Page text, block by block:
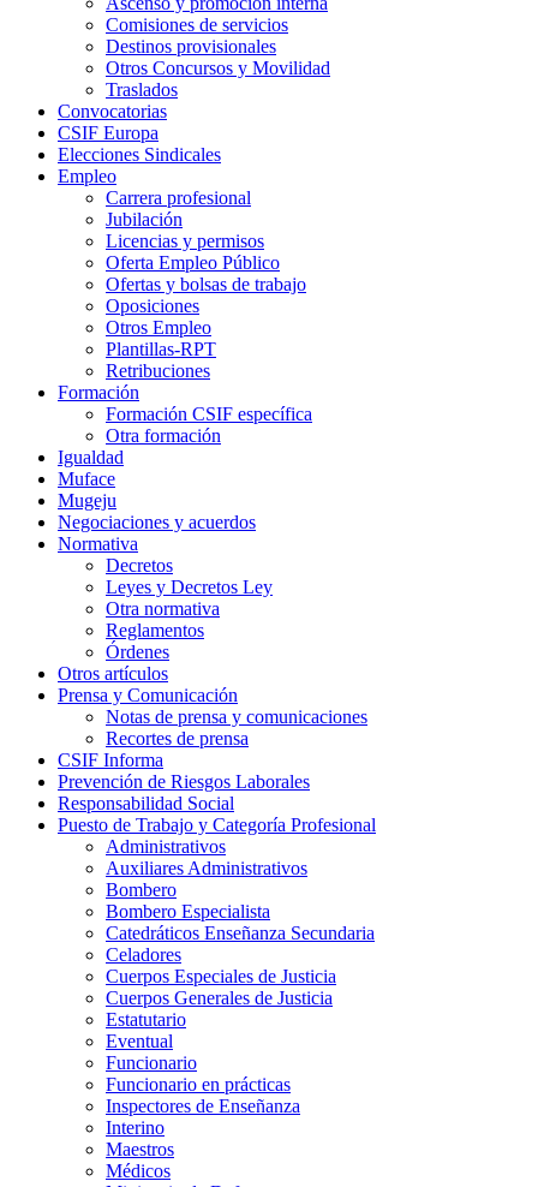
Comisiones de servicios
Destinos provisionales
Otros Concursos y Movilidad
Traslados
Convocatorias
CSIF Europa
Elecciones Sindicales
Empleo
Carrera profesional
Jubilación
Licencias y permisos
Oferta Empleo Público
Ofertas y bolsas de trabajo
Oposiciones
Otros Empleo
Plantillas-RPT
Retribuciones
Formación
Formación CSIF específica
Otra formación
Igualdad
Muface
Mugeju
Negociaciones y acuerdos
Normativa
Decretos
Leyes y Decretos Ley
Otra normativa
Reglamentos
Órdenes
Otros artículos
Prensa y Comunicación
Notas de prensa y comunicaciones
Recortes de prensa
CSIF Informa
Prevención de Riesgos Laborales
Responsabilidad Social
Puesto de Trabajo y Categoría Profesional
Administrativos
Auxiliares Administrativos
Bombero
Bombero Especialista
Catedráticos Enseñanza Secundaria
Celadores
Cuerpos Especiales de Justicia
Cuerpos Generales de Justicia
Estatutario
Eventual
Funcionario
Funcionario en prácticas
Inspectores de Enseñanza
Interino
Maestros
Médicos